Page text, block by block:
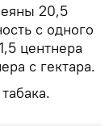
20,5
с одного
центнера
с гектара.